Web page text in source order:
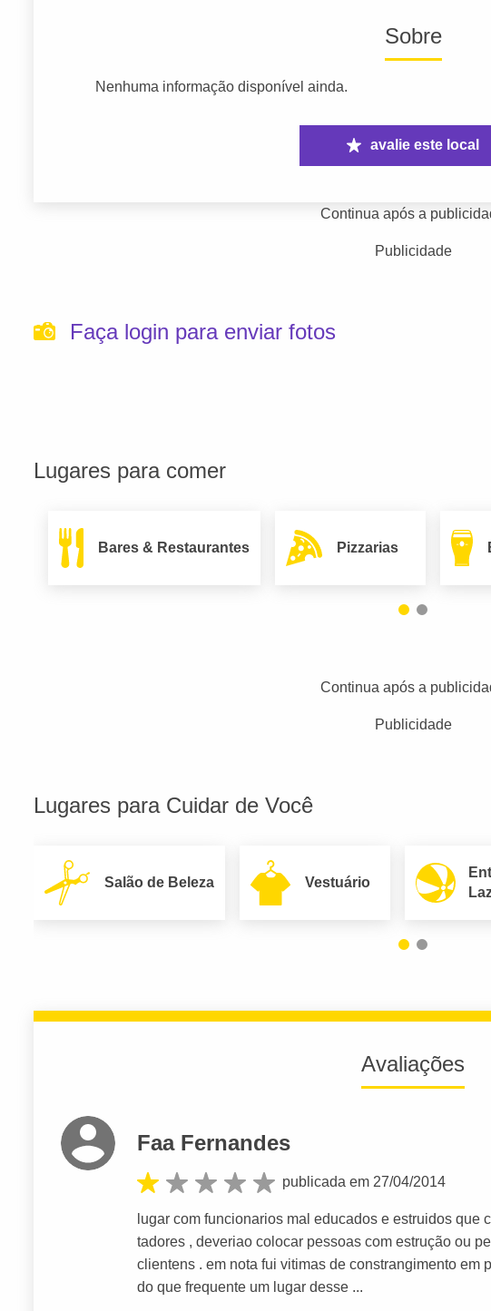
Sobre
Nenhuma informação disponível ainda.
avalie este local
Continua após a
Publicidade
Faça login para enviar fotos
Lugares para comer
Bares & Restaurantes Pizzarias
Continua após a
Publicidade
Lugares para Cuidar de Você
Salão de Beleza Vestuário
Avaliações
Faa Fernandes
publicada em 27/04/2014
lugar com funcionarios mal educados e estruidos que
tadores , deveriao colocar pessoas com estrução ou
clientens . em nota fui vitimas de constrangimento em
do que frequente um lugar desse ...